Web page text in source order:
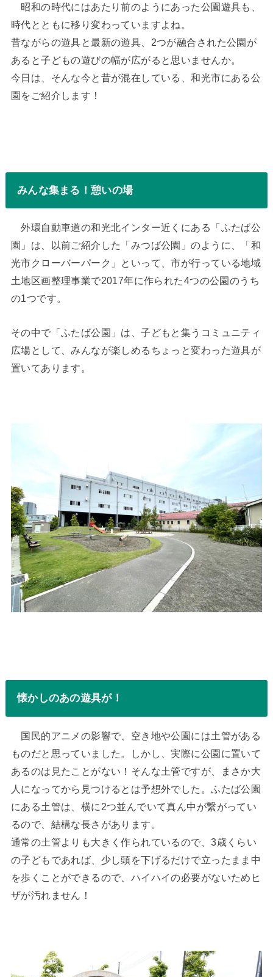
昭和の時代にはあたり前のようにあった公園遊具も、
時代とともに移り変わっていますよね。
昔ながらの遊具と最新の遊具、2つが融合された公園が
あると子どもの遊びの幅が広がると思いませんか。
今日は、そんな今と昔が混在している、和光市にある公
園をご紹介します！
みんな集まる！憩いの場
外環自動車道の和光北インター近くにある「ふたば公
園」は、以前ご紹介した「みつば公園」のように、「和
光市クローバーパーク」といって、市が行っている地域
土地区画整理事業で2017年に作られた4つの公園のうち
の1つです。
その中で「ふたば公園」は、子どもと集うコミュニティ
広場として、みんなが楽しめるちょっと変わった遊具が
置いてあります。
懐かしのあの遊具が！
国民的アニメの影響で、空き地や公園には土管がある
ものだと思っていました。しかし、実際に公園に置いて
あるのは見たことがない！そんな土管ですが、まさか大
人になってから見つけるとは予想外でした。ふたば公園
にある土管は、横に2つ並んでいて真ん中が繋がってい
るので、結構な長さがあります。
通常の土管よりも大きく作られているので、3歳くらい
の子どもであれば、少し頭を下げるだけで立ったまま中
を歩くことができるので、ハイハイの必要がないためヒ
ザが汚れません！